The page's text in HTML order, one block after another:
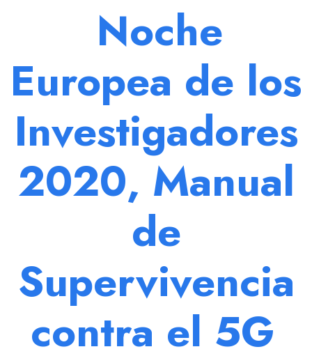
Noche
Europea de los
Investigadores
2020, Manual
de
Supervivencia
contra el 5G